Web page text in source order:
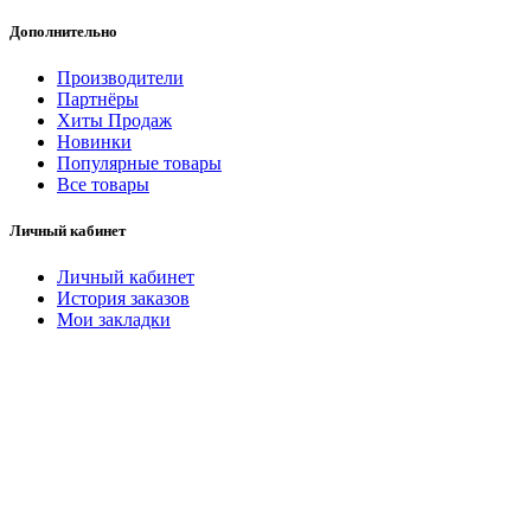
Дополнительно
Производители
Партнёры
Хиты Продаж
Новинки
Популярные товары
Все товары
Личный кабинет
Личный кабинет
История заказов
Мои закладки